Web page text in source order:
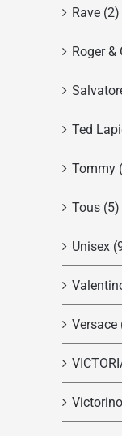
Rave (2)
Roger &
Ted
Tommy
Tous (5)
Unisex
Versace